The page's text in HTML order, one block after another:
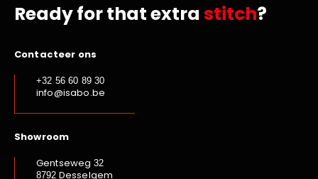
Ready for that extra stitch?
Contacteer ons
+32 56 60 89 30
info@isabo.be
Showroom
Gentseweg 32
8792 Desselgem